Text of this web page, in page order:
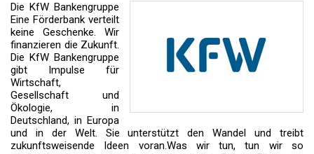
Die KfW Bankengruppe
Eine Förderbank verteilt
keine Geschenke. Wir
finanzieren die Zukunft.
Die KfW Bankengruppe
gibt Impulse für
Wirtschaft,
Gesellschaft und
Ökologie, in
Deutschland, in Europa
und in der Welt. Sie unterstützt den Wandel und treibt
zukunftsweisende Ideen voran.Was wir tun, tun wir so